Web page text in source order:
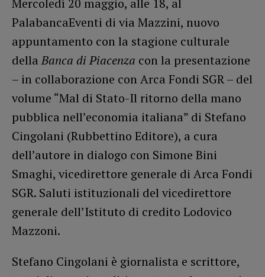
PalabancaEventi di via Mazzini, nuovo
appuntamento con la stagione culturale
dellaBanca di Piacenza con la presentazione
– in collaborazione con Arca Fondi SGR – del
volume “Mal di Stato-Il ritorno della mano
pubblica nell’economia italiana” di Stefano
Cingolani (Rubbettino Editore), a cura
dell’autore in dialogo con Simone Bini
Smaghi, vicedirettore generale di Arca Fondi
SGR. Saluti istituzionali del vicedirettore
generale dell’Istituto di credito Lodovico
Mazzoni.
Stefano Cingolani è giornalista e scrittore,